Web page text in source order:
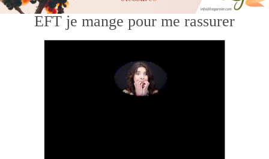
EFT je mange pour me rassurer